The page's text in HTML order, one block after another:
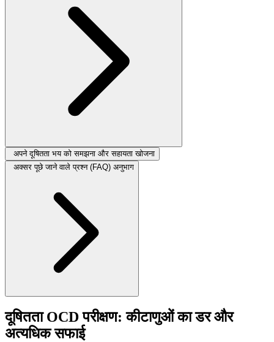
अपने दूषितता भय को समझना और सहायता खोजना
अक्सर पूछे जाने वाले प्रश्न (FAQ) अनुभाग
दूषितता OCD परीक्षण: कीटाणुओं का डर और
अत्यधिक सफाई